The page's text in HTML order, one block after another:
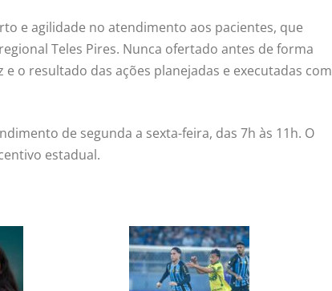
e agilidade no atendimento aos pacientes, que
Teles Pires. Nunca ofertado antes de forma
o resultado das ações planejadas e executadas com
de segunda a sexta-feira, das 7h às 11h. O
estadual.